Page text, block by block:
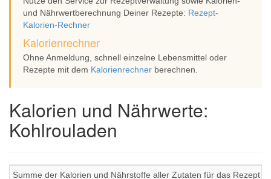
und Nährwertberechnung Deiner Rezepte: Rezept-
Kalorien-Rechner
Kalorienrechner
Ohne Anmeldung, schnell einzelne Lebensmittel oder
Rezepte mit dem Kalorienrechner berechnen.
Kalorien und Nährwerte:
Kohlrouladen
Summe der Kalorien und Nährstoffe aller Zutaten für das Rezept